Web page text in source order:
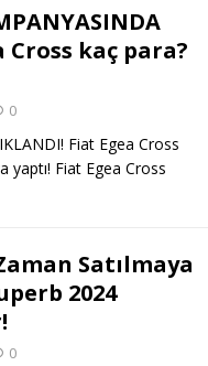
Cross kaç para?
0
Fiat Egea Cross
Fiat Egea Cross
Satılmaya
2024
0